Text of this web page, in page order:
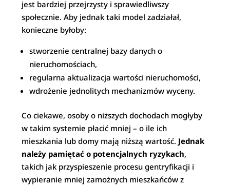
jest bardziej przejrzysty i sprawiedliwszy
społecznie. Aby jednak taki model zadziałał,
konieczne byłoby:
stworzenie centralnej bazy danych o
nieruchomościach,
regularna aktualizacja wartości nieruchomości,
wdrożenie jednolitych mechanizmów wyceny.
Co ciekawe, osoby o niższych dochodach mogłyby
w takim systemie płacić mniej – o ile ich
mieszkania lub domy mają niższą wartość. Jednak
należy pamiętać o potencjalnych ryzykach,
takich jak przyspieszenie procesu gentryfikacji i
wypieranie mniej zamożnych mieszkańców z